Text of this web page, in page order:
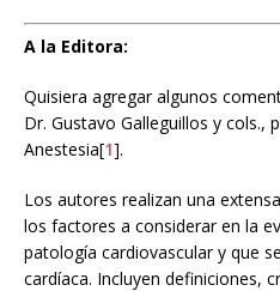
A la Editora:
Quisiera agregar algunos
Dr. Gustavo Galleguillos y cols.,
Anestesia[1].
Los autores realizan una
los factores a considerar en la
patología cardiovascular y que
cardíaca. Incluyen definiciones,